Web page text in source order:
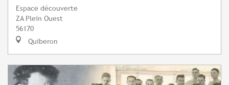
Espace découverte
ZA Plein Ouest
56170
Quiberon